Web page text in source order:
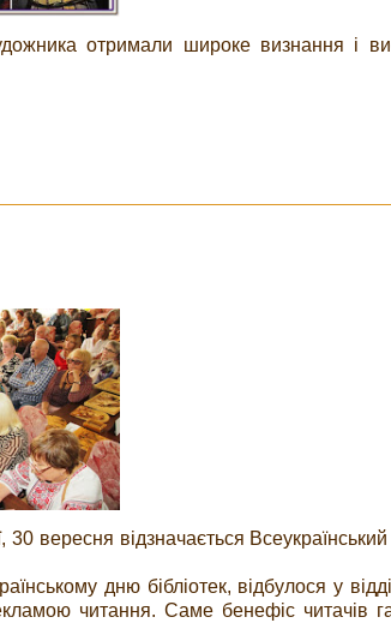
отримали широке визнання і
вересня відзначається Всеукраїнський
дню бібліотек, відбулося у
читання. Саме бенефіс читачів